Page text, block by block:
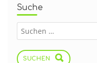
Suche
SUCHEN